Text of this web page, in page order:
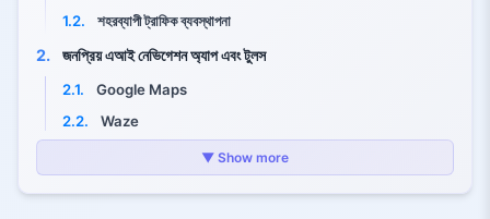
1.2.
শহরব্যাপী ট্রাফিক ব্যবস্থাপনা
2. জনপ্রিয় এআই নেভিগেশন অ্যাপ এবং টুলস
2.1.
Google Maps
2.2.
Waze
TomTom GO Navigation
▼ Show more